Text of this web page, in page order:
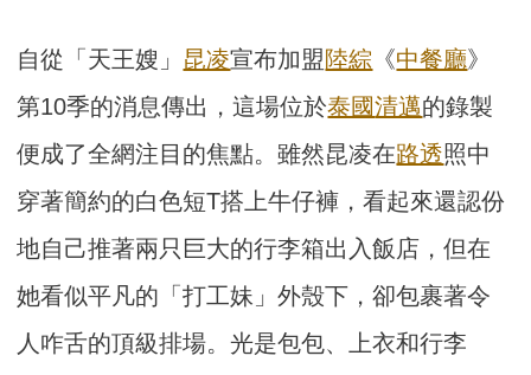
自從「天王嫂」 昆凌宣布加盟陸綜 《中餐廳》
第10季的消息傳出，這場位於泰國清邁的錄製
便成了全網注目的焦點。雖然昆凌在路透照中
穿著簡約的白色短T搭上牛仔褲，看起來還認份
地自己推著兩只巨大的行李箱出入飯店，但在
她看似平凡的「打工妹」外殼下，卻包裹著令
人咋舌的頂級排場。光是包包、上衣和行李